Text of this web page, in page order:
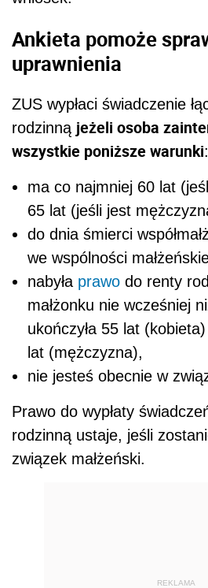
Ankieta pomoże
uprawnienia
ZUS wypłaci świadczenie
rodzinną jeżeli osoba
wszystkie poniższe warunki:
ma co najmniej 60 lat
65 lat (jeśli jest
do dnia śmierci
we wspólności
nabyła prawo do renty
małżonku nie wcześniej
ukończyła 55 lat
lat (mężczyzna),
nie jesteś obecnie w
Prawo do wypłaty
rodzinną ustaje, jeśli
związek małżeński.
REKLAMA